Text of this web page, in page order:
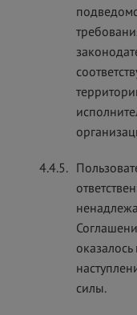
4.4.5.
силы.